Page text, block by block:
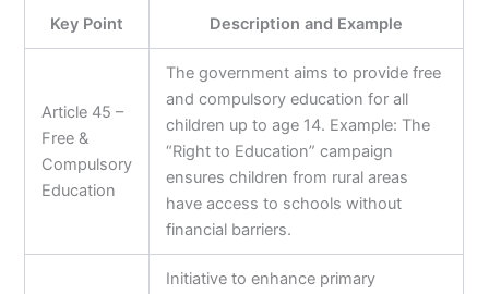
Key Point Description and Example
Article 45 –
Free &
Compulsory
Education
The government aims to provide free
and compulsory education for all
children up to age 14. Example: The
“Right to Education” campaign
ensures children from rural areas
have access to schools without
financial barriers.
Initiative to enhance primary